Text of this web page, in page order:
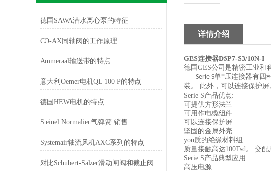
德国SAWA潜水离心泵的特征
CO-AX同轴阀的工作原理
Ammeraal输送带的特点
意大利Oemer电机QL 100 P的特点
德国HEW电机的特点
Steinel Normalien气弹簧 销售
Systemair轴流风机AXC系列的特点
对比Schubert-Salzer滑动闸阀和截止阀的性能和特点
详情介绍
GES连接器DSP7-S3/10N-I
德国GES公司是精密工业和
Serie S单*压连接器有四
装。
此外，可以连接保护屏
Serie S产品优点:
可提供方形法兰
可用作电缆组件
可以连接保护屏
坚固的金属外壳
you质的绝缘材料组
质量接触高达100Tsd。
交配
Serie S产品典型应用 :
高压电源